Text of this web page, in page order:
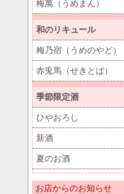
梅萬（うめまん）
和のリキュール
梅乃宿（うめのやど）
赤兎馬（せきとば）
季節限定酒
ひやおろし
新酒
夏のお酒
お店からのお知らせ